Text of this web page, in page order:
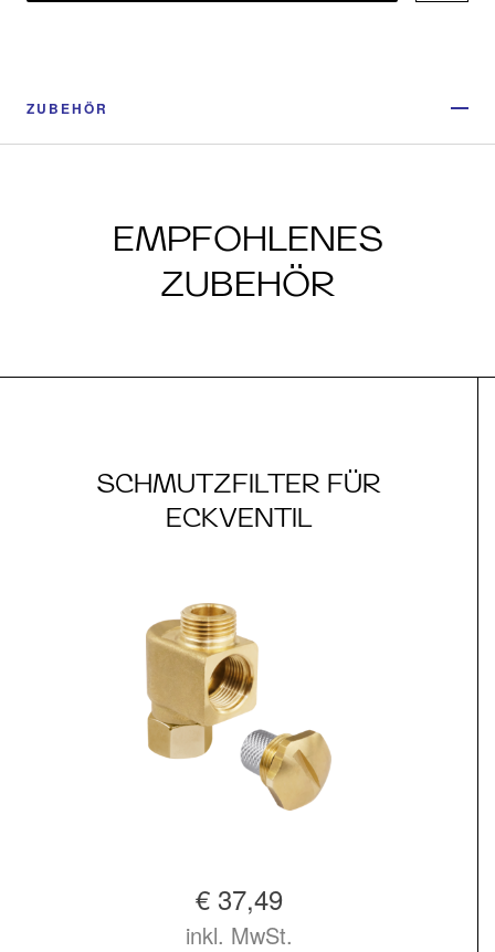
ZUBEHÖR
EMPFOHLENES
ZUBEHÖR
SCHMUTZFILTER FÜR
ECKVENTIL
€ 37,49
inkl. MwSt.